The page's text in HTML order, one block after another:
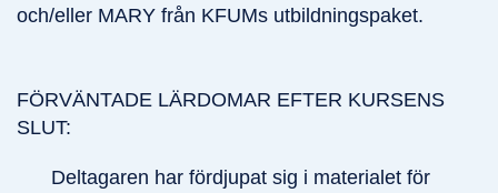
och/eller MARY från KFUMs utbildningspaket.
FÖRVÄNTADE LÄRDOMAR EFTER KURSENS
SLUT:
Deltagaren har fördjupat sig i materialet för